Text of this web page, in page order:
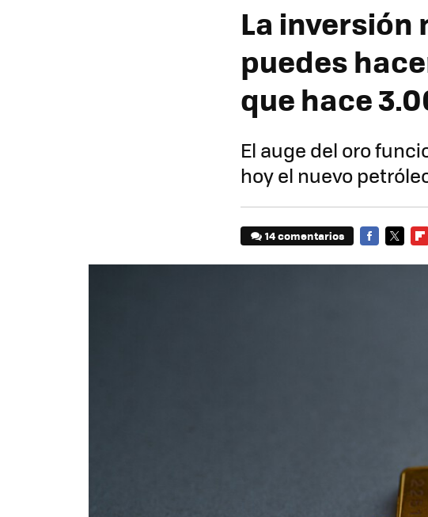
La inversión
puedes
que hace
El auge del oro
hoy el nuevo
14 comentarios